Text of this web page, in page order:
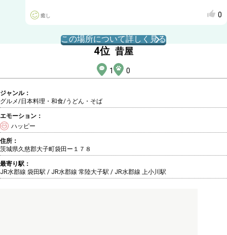
癒し 0
この場所について詳しく見る
4位 昔屋
1 0
ジャンル：
グルメ/日本料理・和食/うどん・そば
エモーション：
ハッピー
住所：
茨城県久慈郡大子町袋田ー１７８
最寄り駅：
JR水郡線 袋田駅 / JR水郡線 常陸大子駅 / JR水郡線 上小川駅